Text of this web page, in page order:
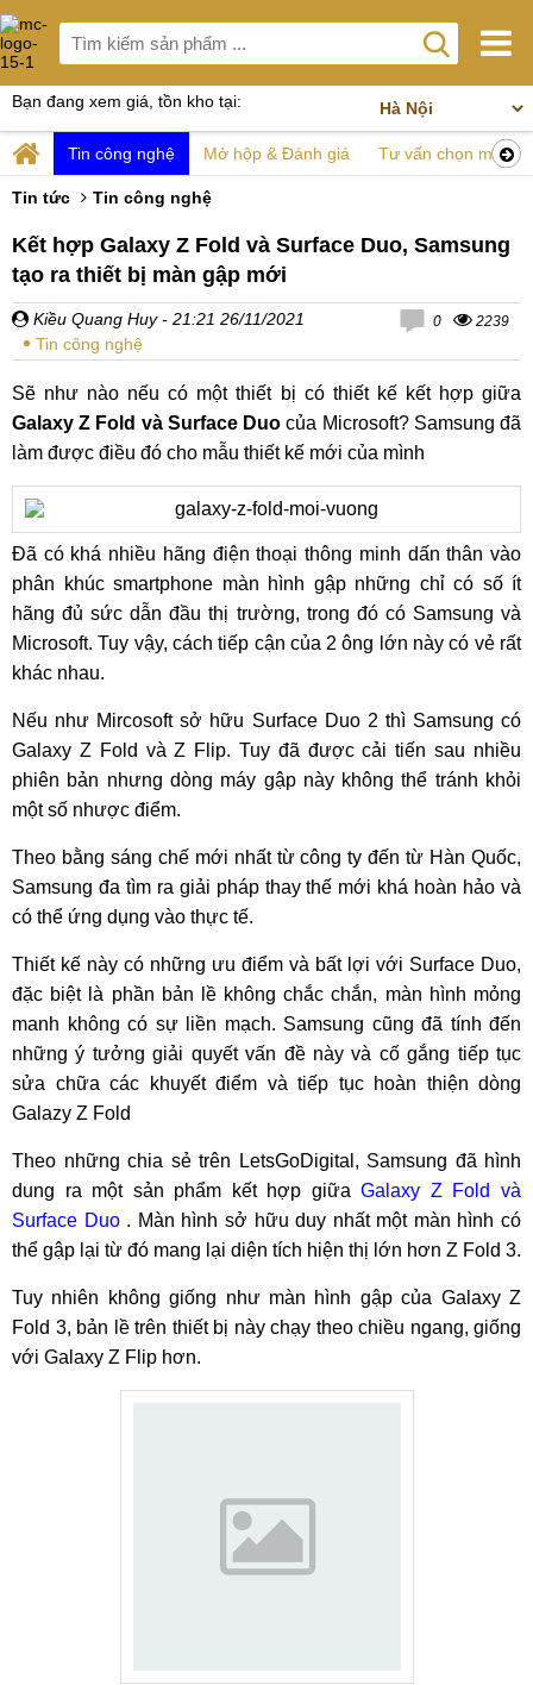
Bạn đang xem giá, tồn kho tại:
Tin công nghệ Mở hộp & Đánh giá Tư vấn chọn mua
Tin tức Tin công nghệ
Kết hợp Galaxy Z Fold và Surface Duo, Samsung
tạo ra thiết bị màn gập mới
Kiều Quang Huy - 21:21 26/11/2021
Tin công nghệ
0 2239
Sẽ như nào nếu có một thiết bị có thiết kế kết hợp giữa
Galaxy Z Fold và Surface Duo của Microsoft? Samsung đã
làm được điều đó cho mẫu thiết kế mới của mình
Đã có khá nhiều hãng điện thoại thông minh dấn thân vào
phân khúc smartphone màn hình gập những chỉ có số ít
hãng đủ sức dẫn đầu thị trường, trong đó có Samsung và
Microsoft. Tuy vậy, cách tiếp cận của 2 ông lớn này có vẻ rất
khác nhau.
Nếu như Mircosoft sở hữu Surface Duo 2 thì Samsung có
Galaxy Z Fold và Z Flip. Tuy đã được cải tiến sau nhiều
phiên bản nhưng dòng máy gập này không thể tránh khỏi
một số nhược điểm.
Theo bằng sáng chế mới nhất từ công ty đến từ Hàn Quốc,
Samsung đa tìm ra giải pháp thay thế mới khá hoàn hảo và
có thể ứng dụng vào thực tế.
Thiết kế này có những ưu điểm và bất lợi với Surface Duo,
đặc biệt là phần bản lề không chắc chắn, màn hình mỏng
manh không có sự liền mạch. Samsung cũng đã tính đến
những ý tưởng giải quyết vấn đề này và cố gắng tiếp tục
sửa chữa các khuyết điểm và tiếp tục hoàn thiện dòng
Galazy Z Fold
Theo những chia sẻ trên LetsGoDigital, Samsung đã hình
dung ra một sản phẩm kết hợp giữaGalaxy Z Fold và
Surface Duo. Màn hình sở hữu duy nhất một màn hình có
thể gập lại từ đó mang lại diện tích hiện thị lớn hơn Z Fold 3.
Tuy nhiên không giống như màn hình gập của Galaxy Z
Fold 3, bản lề trên thiết bị này chạy theo chiều ngang, giống
với Galaxy Z Flip hơn.